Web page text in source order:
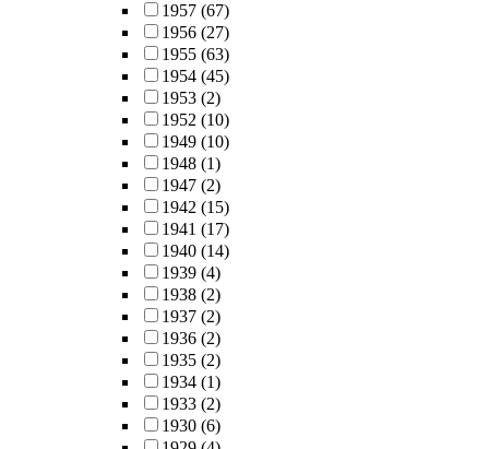
1957 (67)
1956 (27)
1955 (63)
1954 (45)
1953 (2)
1952 (10)
1949 (10)
1948 (1)
1947 (2)
1942 (15)
1941 (17)
1940 (14)
1939 (4)
1938 (2)
1937 (2)
1936 (2)
1935 (2)
1934 (1)
1933 (2)
1930 (6)